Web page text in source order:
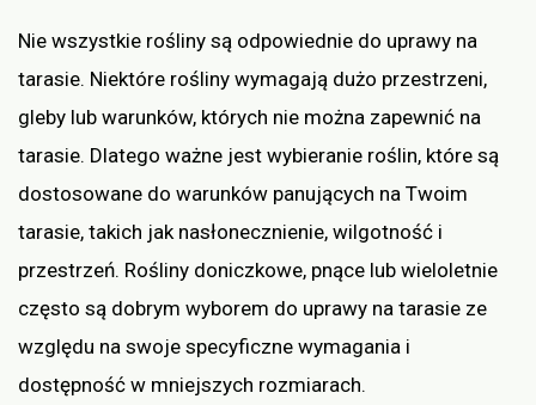
Nie wszystkie rośliny są odpowiednie do uprawy na
tarasie. Niektóre rośliny wymagają dużo przestrzeni,
gleby lub warunków, których nie można zapewnić na
tarasie. Dlatego ważne jest wybieranie roślin, które są
dostosowane do warunków panujących na Twoim
tarasie, takich jak nasłonecznienie, wilgotność i
przestrzeń. Rośliny doniczkowe, pnące lub wieloletnie
często są dobrym wyborem do uprawy na tarasie ze
względu na swoje specyficzne wymagania i
dostępność w mniejszych rozmiarach.